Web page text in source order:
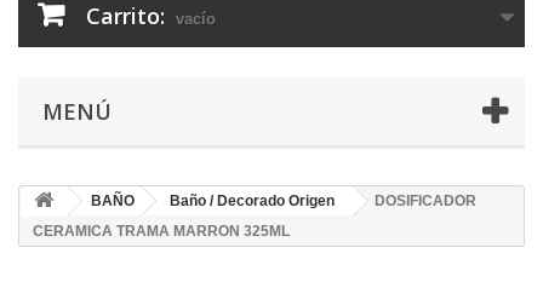
Carrito: vacío
MENÚ
BAÑO Baño / Decorado Origen
DOSIFICADOR
CERAMICA TRAMA MARRON 325ML